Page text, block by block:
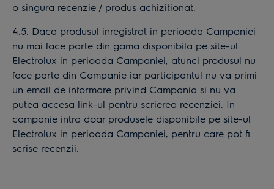
o singura recenzie / produs achizitionat.
4.5. Daca produsul inregistrat in perioada Campaniei
nu mai face parte din gama disponibila pe site-ul
Electrolux in perioada Campaniei, atunci produsul nu
face parte din Campanie iar participantul nu va primi
un email de informare privind Campania si nu va
putea accesa link-ul pentru scrierea recenziei. In
campanie intra doar produsele disponibile pe site-ul
Electrolux in perioada Campaniei, pentru care pot fi
scrise recenzii.